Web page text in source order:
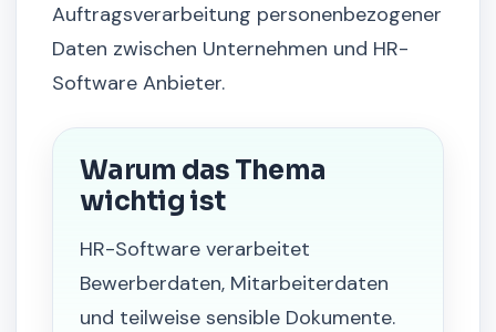
Auftragsverarbeitung personenbezogener
Daten zwischen Unternehmen und HR-
Software Anbieter.
Warum das Thema
wichtig ist
HR-Software verarbeitet
Bewerberdaten, Mitarbeiterdaten
und teilweise sensible Dokumente.